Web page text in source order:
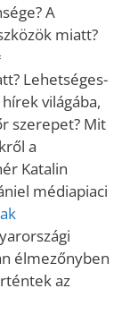
A
miatt?
Lehetséges-
világába,
szerepet? Mit
a
Katalin
médiapiaci
élmezőnyben
az